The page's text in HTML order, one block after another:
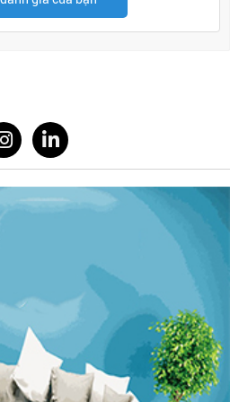
cần thiết
có)
các dụng cụ cần thiết, hãy tháo bộ
ra khỏi tủ bếp bằng cách dùng
vít của tủ bếp cũ ngược chiều kim
vị trí bản lề cũ để bề mặt bản lề
cách tủ
bản lề bật, cần có 2 lỗ tròn âm
tạo điểm tựa cho bản lề trên cánh
lỗ âm, gia chủ không cần khoan